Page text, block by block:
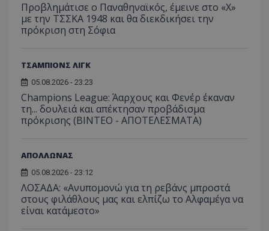
Προβλημάτισε ο Παναθηναϊκός, έμεινε στο «Χ»
με την ΤΣΣΚΑ 1948 και θα διεκδικήσει την
πρόκριση στη Σόφια
ΤΣΑΜΠΙΟΝΣ ΛΙΓΚ
05.08.2026 - 23:23
Champions League: Άαρχους και Φενέρ έκαναν
τη... δουλειά και απέκτησαν προβάδισμα
πρόκρισης (ΒΙΝΤΕΟ - ΑΠΟΤΕΛΕΣΜΑΤΑ)
ΑΠΟΛΛΩΝΑΣ
05.08.2026 - 23:12
ΛΟΣΑΔΑ: «Ανυπομονώ για τη ρεβάνς μπροστά
στους φιλάθλους μας και ελπίζω το Αλφαμέγα να
είναι κατάμεστο»